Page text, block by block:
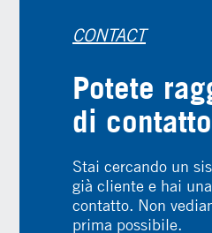
CONTACT
Potete
di contatto
Stai cercando un
già cliente e hai
contatto. Non
prima possibile.